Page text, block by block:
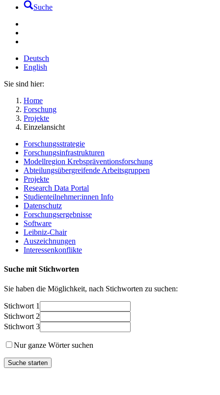
Suche
Deutsch
English
Sie sind hier:
Home
Forschung
Projekte
Einzelansicht
Forschungsstrategie
Forschungsinfrastrukturen
Modellregion Krebspräventionsforschung
Abteilungsübergreifende Arbeitsgruppen
Projekte
Research Data Portal
Studienteilnehmer:innen Info
Datenschutz
Forschungsergebnisse
Software
Leibniz-Chair
Auszeichnungen
Interessenkonflikte
Suche mit Stichworten
Sie haben die Möglichkeit, nach Stichworten zu suchen:
Stichwort 1
Stichwort 2
Stichwort 3
Nur ganze Wörter suchen